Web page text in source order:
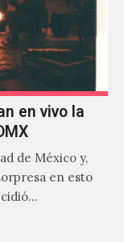
en vivo la
de México y,
en esto